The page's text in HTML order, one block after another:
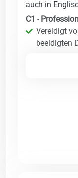
auch in
C1 -
Vereidigt
beeidigten